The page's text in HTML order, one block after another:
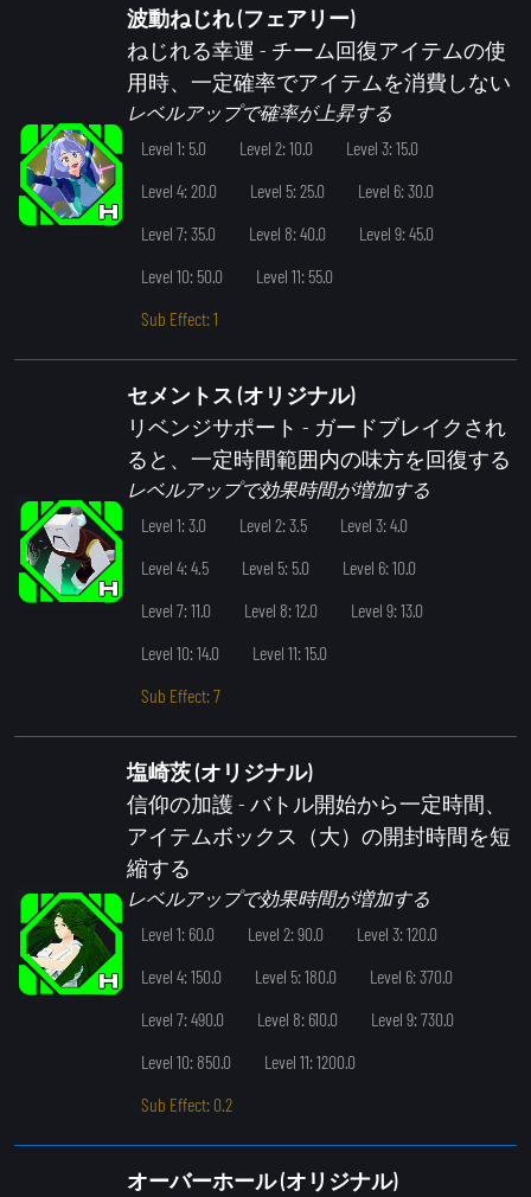
波動ねじれ (フェアリー)
ねじれる幸運 - チーム回復アイテムの使
用時、一定確率でアイテムを消費しない
レベルアップで確率が上昇する
Level 1: 5.0
Level 2: 10.0
Level 3: 15.0
Level 4: 20.0
Level 5: 25.0
Level 6: 30.0
Level 7: 35.0
Level 8: 40.0
Level 9: 45.0
Level 10: 50.0
Level 11: 55.0
Sub Effect: 1
セメントス (オリジナル)
リベンジサポート - ガードブレイクされ
ると、一定時間範囲内の味方を回復する
レベルアップで効果時間が増加する
Level 1: 3.0
Level 2: 3.5
Level 3: 4.0
Level 4: 4.5
Level 5: 5.0
Level 6: 10.0
Level 7: 11.0
Level 8: 12.0
Level 9: 13.0
Level 10: 14.0
Level 11: 15.0
Sub Effect: 7
塩崎茨 (オリジナル)
信仰の加護 - バトル開始から一定時間、
アイテムボックス（大）の開封時間を短
縮する
レベルアップで効果時間が増加する
Level 1: 60.0
Level 2: 90.0
Level 3: 120.0
Level 4: 150.0
Level 5: 180.0
Level 6: 370.0
Level 7: 490.0
Level 8: 610.0
Level 9: 730.0
Level 10: 850.0
Level 11: 1200.0
Sub Effect: 0.2
オーバーホール (オリジナル)